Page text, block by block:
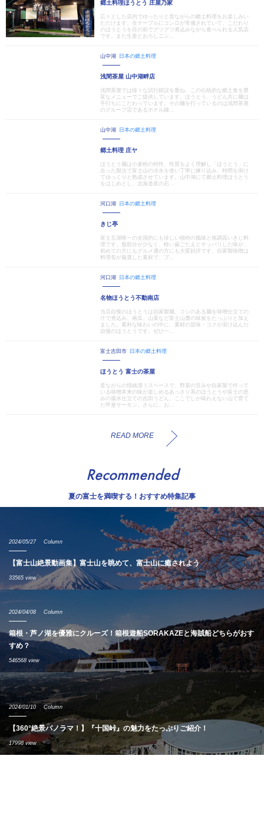
郷土料理ほうとう 庄屋乃家
広々とした店内でゆったりと昔ながらの郷土料理をお楽しみい
ただけます。全テーブルにコンロが常備されていて、こだわり
のほうとうを目の前でグツグツ煮込みながら食べられる人気店
です。また生姜とおろしニン...
山中湖 日本の郷土料理
浅間茶屋 山中湖畔店
浅間茶屋では様々な試行錯誤を重ね、この伝統的な郷土食を豊
富なメニューでご提供しています。ほうとう、うどん共に麺は
手打ちにこだわっています。その麺を打っているのは浅間茶屋
のグループ店であるホテル鐘...
山中湖 日本の郷土料理
郷土料理 庄ヤ
ほうとう麺は小麦粉の特性、性質をよく理解し「ほうとう」に
合った製法で富士山の冷水を使い丁寧に練り込み、時間を掛け
てゆっくりと熟成させています。山中湖にて郷土料理ほうとう
をはじめとし、北海道産の石...
河口湖 日本の郷土料理
きじ亭
富士五湖唯一の全国的にも珍しい独特の風味と格調高いきじ料
理です。脂肪分が少なく、軽い歯ごたえとサッパリした味が、
初めての方にもグルメ通の方にも大変好評です。自家製味噌は
料理長が厳選した素材で、ブ...
河口湖 日本の郷土料理
名物ほうとう不動南店
当店自慢のほうとうは自家製麺。コシのある麺を味噌仕立ての
汁で煮込み、南瓜、山菜など富士山麓の味覚をたっぷりと加え
ました。素朴な味わいの中に、素材の旨味・コクが溶け込んだ
自慢のほうとうです。ぜひ一...
富士吉田市 日本の郷土料理
ほうとう 富士の茶屋
昔ながらの情緒漂うスペースで、野菜の甘みや自家製で作って
いる味噌本来の味が楽しめるあっさり系のほうとうや富士の恵
みの麗水仕立ての吉田うどん。ここでしか味わえない山で育て
た甲斐サーモン。さらに、お...
READ MORE
Recommended
夏の富士を満喫する！おすすめ特集記事
2024/05/27 Column
【富士山絶景動画集】富士山を眺めて、富士山に癒されよう
33565 view
2024/04/08 Column
箱根・芦ノ湖を優雅にクルーズ！箱根遊船SORAKAZEと海賊船どちらがおす
すめ？
546568 view
2024/01/10 Column
【360°絶景パノラマ！】『十国峠』の魅力をたっぷりご紹介！
17998 view